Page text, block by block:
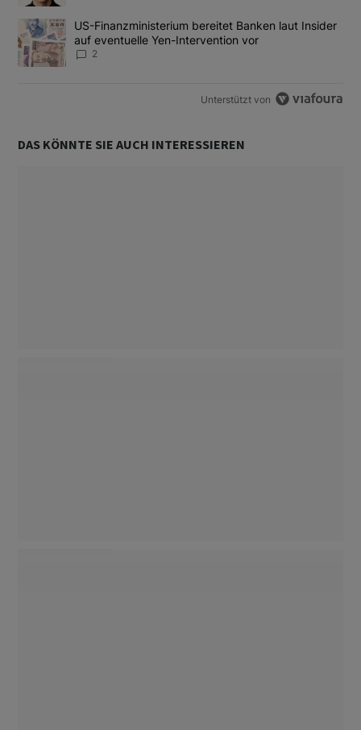
Ein Trendartikel mit dem Titel "US-Finanzministerium bereitet
US-Finanzministerium bereitet Banken laut Insider
auf eventuelle Yen-Intervention vor
2
Unterstützt von
DAS KÖNNTE SIE AUCH INTERESSIEREN